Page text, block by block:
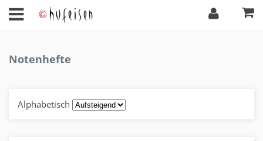
Notenhefte
Alphabetisch